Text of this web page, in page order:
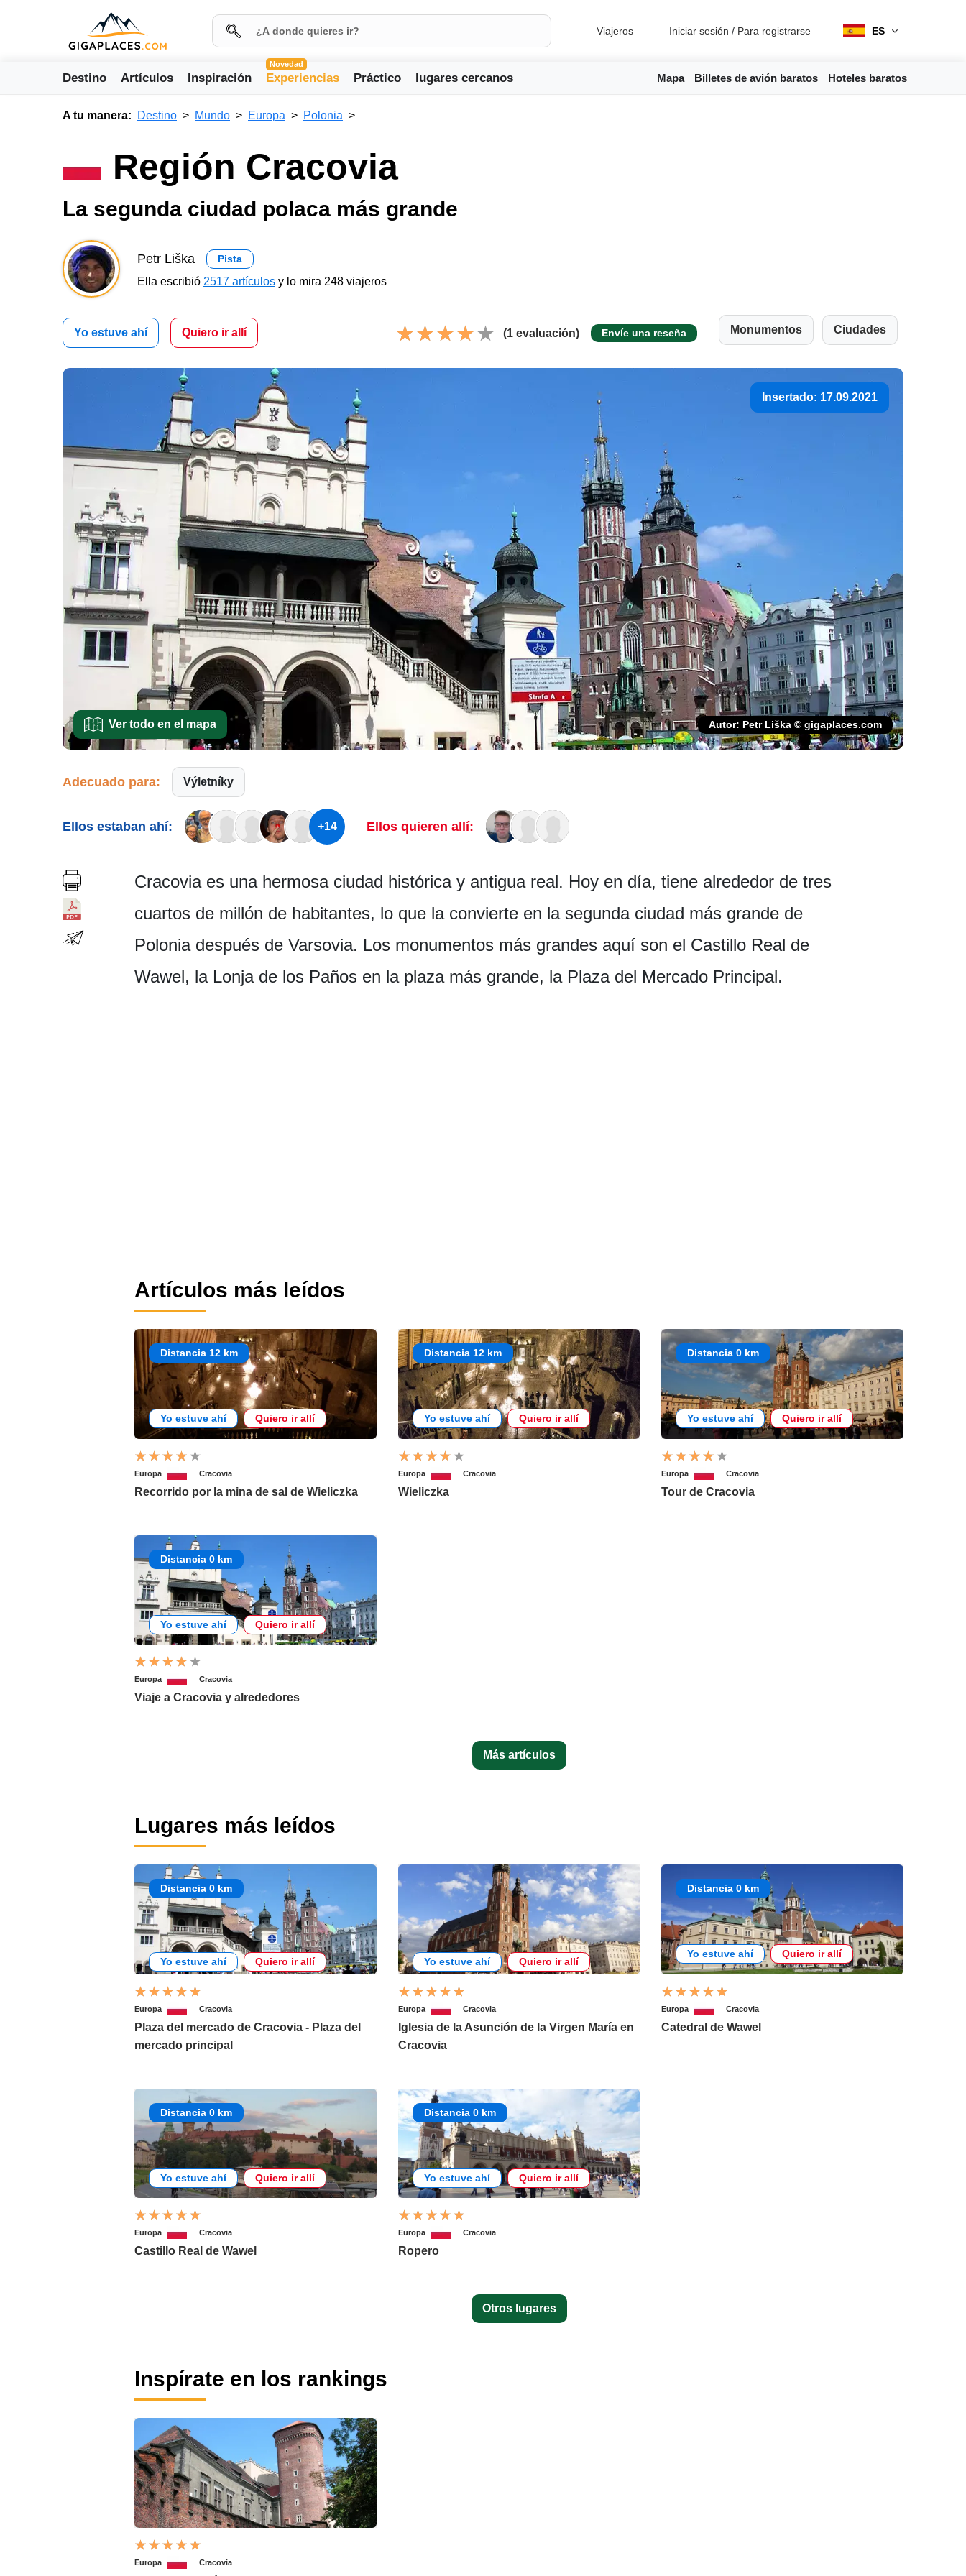
Viajeros Iniciar sesión / Para registrarse ES
Destino Artículos Inspiración
Novedad
Experiencias Práctico lugares cercanos Mapa Billetes de avión baratos Hoteles baratos
A tu manera: Destino Mundo Europa Polonia
Región Cracovia
La segunda ciudad polaca más grande
Petr Liška Pista
Ella escribió 2517 artículos y lo mira 248 viajeros
Yo estuve ahí Quiero ir allí (1 evaluación) Envíe una reseña Monumentos Ciudades
Insertado: 17.09.2021
Ver todo en el mapa Autor: Petr Liška © gigaplaces.com
Adecuado para: Výletníky
Ellos estaban ahí: +14 Ellos quieren allí:
Cracovia es una hermosa ciudad histórica y antigua real. Hoy en día, tiene alrededor de tres
cuartos de millón de habitantes, lo que la convierte en la segunda ciudad más grande de
Polonia después de Varsovia. Los monumentos más grandes aquí son el Castillo Real de
Wawel, la Lonja de los Paños en la plaza más grande, la Plaza del Mercado Principal.
Artículos más leídos
Distancia 12 km
Yo estuve ahí Quiero ir allí
Europa Cracovia
Recorrido por la mina de sal de Wieliczka
Distancia 12 km
Yo estuve ahí Quiero ir allí
Europa Cracovia
Wieliczka
Distancia 0 km
Yo estuve ahí Quiero ir allí
Europa Cracovia
Tour de Cracovia
Distancia 0 km
Yo estuve ahí Quiero ir allí
Europa Cracovia
Viaje a Cracovia y alrededores
Más artículos
Lugares más leídos
Distancia 0 km
Yo estuve ahí Quiero ir allí
Europa Cracovia
Plaza del mercado de Cracovia - Plaza del
mercado principal
Yo estuve ahí Quiero ir allí
Europa Cracovia
Iglesia de la Asunción de la Virgen María en
Cracovia
Distancia 0 km
Yo estuve ahí Quiero ir allí
Europa Cracovia
Catedral de Wawel
Distancia 0 km
Yo estuve ahí Quiero ir allí
Europa Cracovia
Castillo Real de Wawel
Distancia 0 km
Yo estuve ahí Quiero ir allí
Europa Cracovia
Ropero
Otros lugares
Inspírate en los rankings
Europa Cracovia